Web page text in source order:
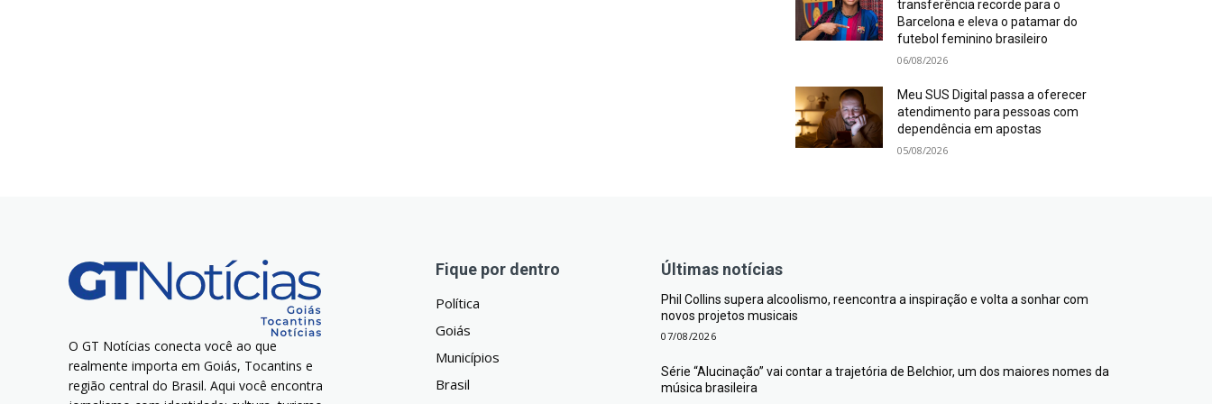
transferência recorde para o
Barcelona e eleva o patamar do
futebol feminino brasileiro
06/08/2026
Meu SUS Digital passa a oferecer
atendimento para pessoas com
dependência em apostas
05/08/2026
O GT Notícias conecta você ao que
realmente importa em Goiás, Tocantins e
região central do Brasil. Aqui você encontra
Fique por dentro
Política
Goiás
Municípios
Brasil
Últimas notícias
Phil Collins supera alcoolismo, reencontra a inspiração e volta a sonhar com
novos projetos musicais
07/08/2026
Série “Alucinação” vai contar a trajetória de Belchior, um dos maiores nomes da
música brasileira